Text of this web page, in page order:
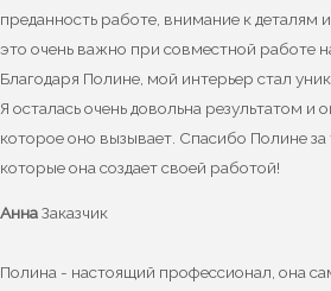
преданность работе, внимание к деталям
это очень важно при совместной работе
Благодаря Полине, мой интерьер стал
Я осталась очень довольна результатом
которое оно вызывает. Спасибо Полине за
которые она создает своей работой!
АннаЗаказчик
Полина - настоящий профессионал, она